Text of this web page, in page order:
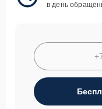
в день